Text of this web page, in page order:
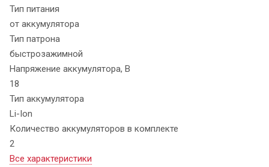
Тип питания
от аккумулятора
Тип патрона
быстрозажимной
Напряжение аккумулятора, В
18
Тип аккумулятора
Li-Ion
Количество аккумуляторов в комплекте
2
Все характеристики